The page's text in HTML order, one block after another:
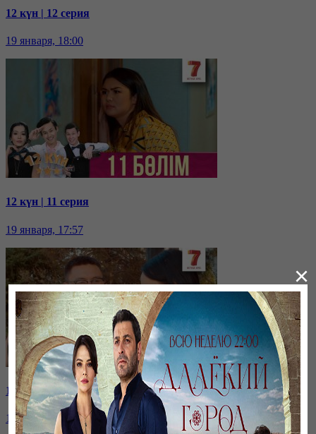
12 күн | 12 серия
19 января, 18:00
12 күн | 11 серия
19 января, 17:57
12 күн | 10 серия
19 января, 17:55
×